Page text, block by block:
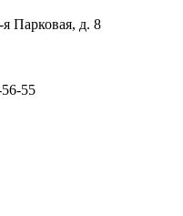
Парковая, д. 8
55